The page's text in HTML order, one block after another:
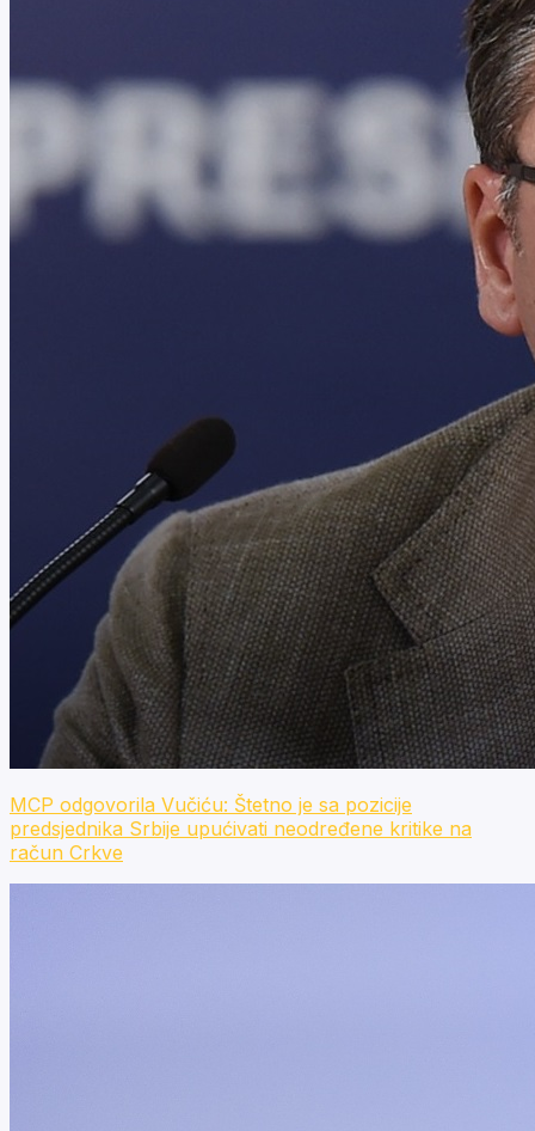
MCP odgovorila Vučiću: Štetno je sa pozicije
predsjednika Srbije upućivati neodređene kritike na
račun Crkve